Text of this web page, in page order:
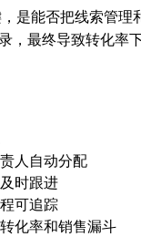
是能否把线索管
，最终导致转化率下
人自动分配
时跟进
可追踪
化率和销售漏斗